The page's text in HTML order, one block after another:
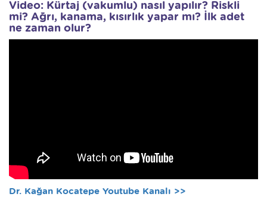
Video: Kürtaj (vakumlu) nasıl yapılır? Riskli
mi? Ağrı, kanama, kısırlık yapar mı? İlk adet
ne zaman olur?
Dr. Kağan Kocatepe Youtube Kanalı >>